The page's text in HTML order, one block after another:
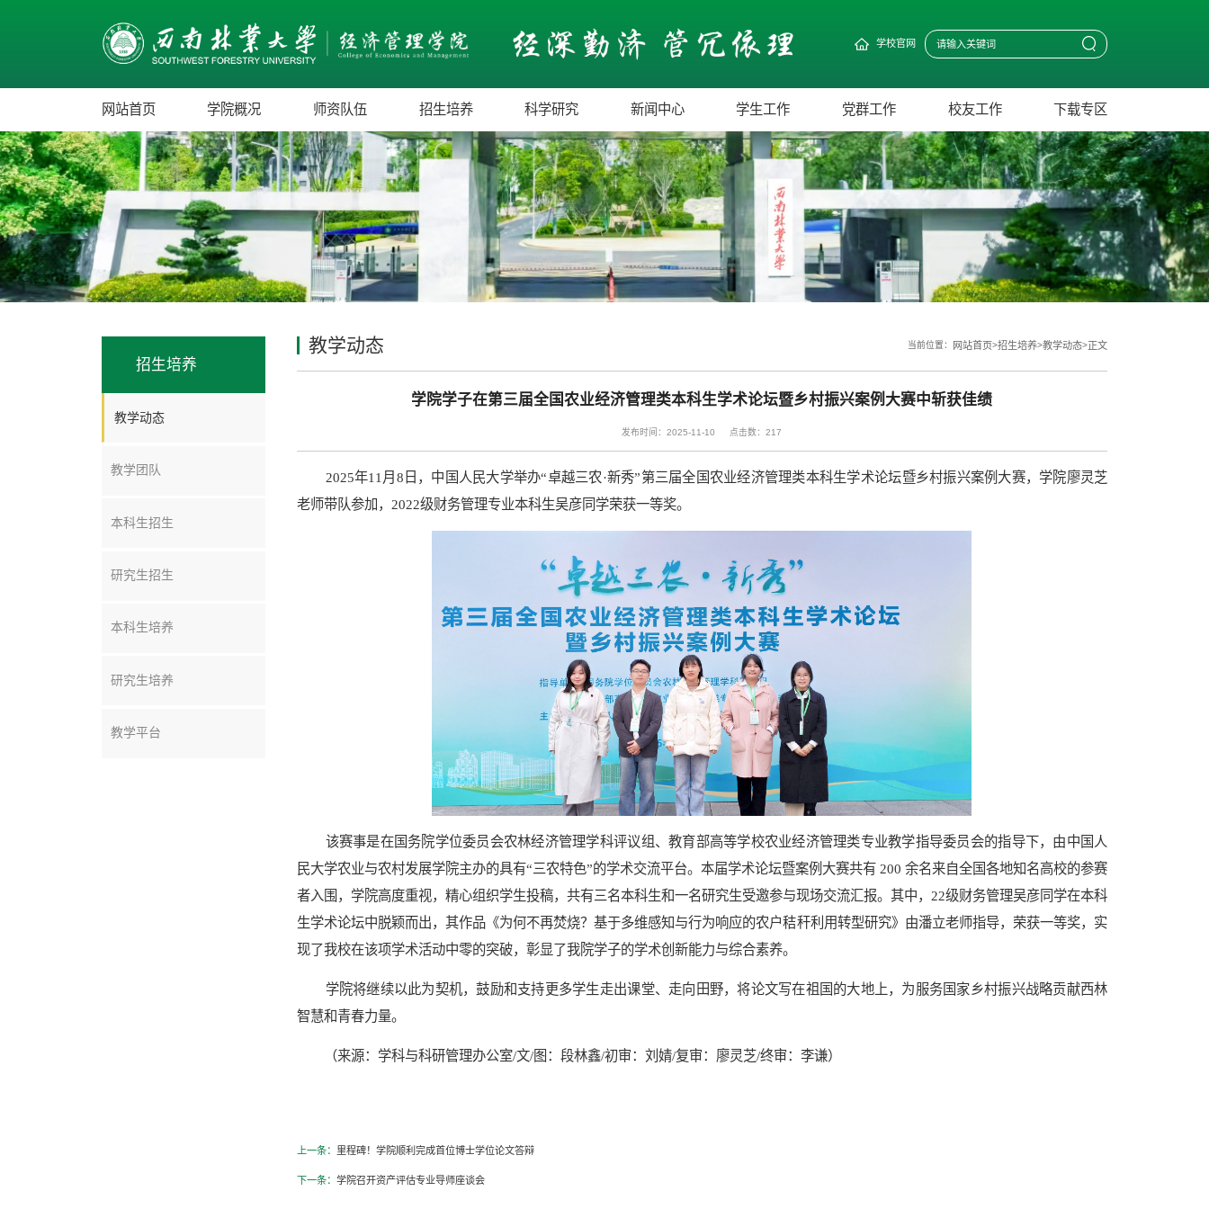
学校官网
网站首页 学院概况 师资队伍 招生培养 科学研究 新闻中心 学生工作 党群工作 校友工作 下载专区
招生培养
教学动态
教学团队
本科生招生
研究生招生
本科生培养
研究生培养
教学平台
教学动态 当前位置： 网站首页>招生培养>教学动态>正文
学院学子在第三届全国农业经济管理类本科生学术论坛暨乡村振兴案例大赛中斩获佳绩
发布时间：2025-11-10 点击数：217
2025年11月8日，中国人民大学举办“卓越三农·新秀”第三届全国农业经济管理类本科生学术论坛暨乡村振兴案例大赛，学院廖灵芝
老师带队参加，2022级财务管理专业本科生吴彦同学荣获一等奖。
该赛事是在国务院学位委员会农林经济管理学科评议组、教育部高等学校农业经济管理类专业教学指导委员会的指导下，由中国人
民大学农业与农村发展学院主办的具有“三农特色”的学术交流平台。本届学术论坛暨案例大赛共有 200 余名来自全国各地知名高校的参赛
者入围，学院高度重视，精心组织学生投稿，共有三名本科生和一名研究生受邀参与现场交流汇报。其中，22级财务管理吴彦同学在本科
生学术论坛中脱颖而出，其作品《为何不再焚烧？基于多维感知与行为响应的农户秸秆利用转型研究》由潘立老师指导，荣获一等奖，实
现了我校在该项学术活动中零的突破，彰显了我院学子的学术创新能力与综合素养。
学院将继续以此为契机，鼓励和支持更多学生走出课堂、走向田野，将论文写在祖国的大地上，为服务国家乡村振兴战略贡献西林
智慧和青春力量。
（来源：学科与科研管理办公室/文/图：段林鑫/初审：刘婧/复审：廖灵芝/终审：李谦）
上一条： 里程碑！学院顺利完成首位博士学位论文答辩
下一条： 学院召开资产评估专业导师座谈会